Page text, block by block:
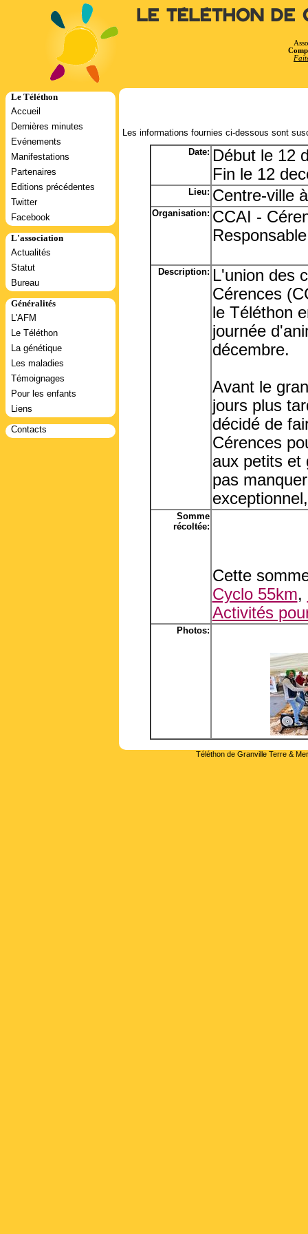
Le Téléthon de
Le Téléthon
Accueil
Dernières minutes
Evénements
Manifestations
Partenaires
Editions précédentes
Twitter
Facebook
L'association
Actualités
Statut
Bureau
Généralités
L'AFM
Le Téléthon
La génétique
Les maladies
Témoignages
Pour les enfants
Liens
Contacts
Les informations fournies ci-dessous sont
Date: Début le 12
Fin le 12
Lieu: Centre-ville
Organisation: CCAI -
Description: L'union des
Cérences
le Téléthon
journée
décembre.
Avant le
jours plus
décidé de
Cérences
aux petits et
pas
Somme
récoltée:
Cette
Cyclo 55km,
Activités
Photos:
Téléthon de Granville Terre &